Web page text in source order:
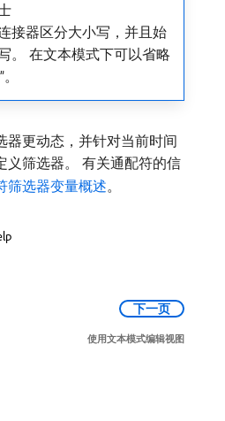
接器区分大小写，并且始
。 在文本模式下可以省略
器更动态，并针对当前时间
义筛选器。 有关通配符的信
筛选器变量概述。
下一页
使用文本模式编辑视图